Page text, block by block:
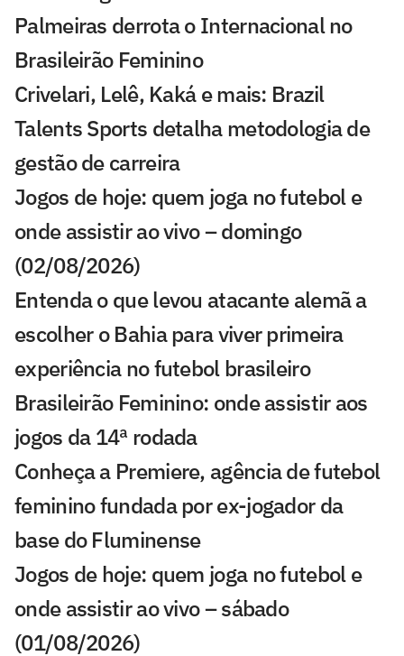
Palmeiras derrota o Internacional no
Brasileirão Feminino
Crivelari, Lelê, Kaká e mais: Brazil
Talents Sports detalha metodologia de
gestão de carreira
Jogos de hoje: quem joga no futebol e
onde assistir ao vivo – domingo
(02/08/2026)
Entenda o que levou atacante alemã a
escolher o Bahia para viver primeira
experiência no futebol brasileiro
Brasileirão Feminino: onde assistir aos
jogos da 14ª rodada
Conheça a Premiere, agência de futebol
feminino fundada por ex-jogador da
base do Fluminense
Jogos de hoje: quem joga no futebol e
onde assistir ao vivo – sábado
(01/08/2026)